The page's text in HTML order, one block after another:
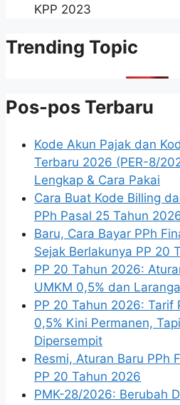
KPP 2023
Trending Topic
Pos-pos Terbaru
Kode Akun Pajak dan
Terbaru 2026 (PER-8/
Lengkap & Cara Pakai
Cara Buat Kode Billing
PPh Pasal 25 Tahun
Baru, Cara Bayar PPh
Sejak Berlakunya PP 20
PP 20 Tahun 2026:
UMKM 0,5% dan
PP 20 Tahun 2026: Tarif
0,5% Kini Permanen,
Dipersempit
Resmi, Aturan Baru PPh
PP 20 Tahun 2026
PMK-28/2026: Berubah